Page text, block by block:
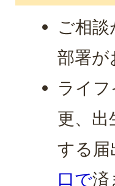
ご相
部署が
ライ
更、出
する届
口で済